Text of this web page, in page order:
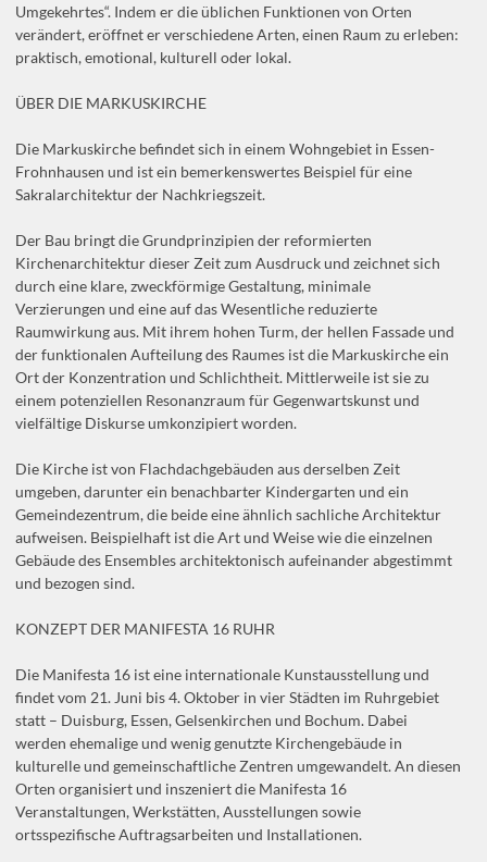
Umgekehrtes“. Indem er die üblichen Funktionen von Orten
verändert, eröffnet er verschiedene Arten, einen Raum zu erleben:
praktisch, emotional, kulturell oder lokal.
ÜBER DIE MARKUSKIRCHE
Die Markuskirche befindet sich in einem Wohngebiet in Essen-
Frohnhausen und ist ein bemerkenswertes Beispiel für eine
Sakralarchitektur der Nachkriegszeit.
Der Bau bringt die Grundprinzipien der reformierten
Kirchenarchitektur dieser Zeit zum Ausdruck und zeichnet sich
durch eine klare, zweckförmige Gestaltung, minimale
Verzierungen und eine auf das Wesentliche reduzierte
Raumwirkung aus. Mit ihrem hohen Turm, der hellen Fassade und
der funktionalen Aufteilung des Raumes ist die Markuskirche ein
Ort der Konzentration und Schlichtheit. Mittlerweile ist sie zu
einem potenziellen Resonanzraum für Gegenwartskunst und
vielfältige Diskurse umkonzipiert worden.
Die Kirche ist von Flachdachgebäuden aus derselben Zeit
umgeben, darunter ein benachbarter Kindergarten und ein
Gemeindezentrum, die beide eine ähnlich sachliche Architektur
aufweisen. Beispielhaft ist die Art und Weise wie die einzelnen
Gebäude des Ensembles architektonisch aufeinander abgestimmt
und bezogen sind.
KONZEPT DER MANIFESTA 16 RUHR
Die Manifesta 16 ist eine internationale Kunstausstellung und
findet vom 21. Juni bis 4. Oktober in vier Städten im Ruhrgebiet
statt – Duisburg, Essen, Gelsenkirchen und Bochum. Dabei
werden ehemalige und wenig genutzte Kirchengebäude in
kulturelle und gemeinschaftliche Zentren umgewandelt. An diesen
Orten organisiert und inszeniert die Manifesta 16
Veranstaltungen, Werkstätten, Ausstellungen sowie
ortsspezifische Auftragsarbeiten und Installationen.